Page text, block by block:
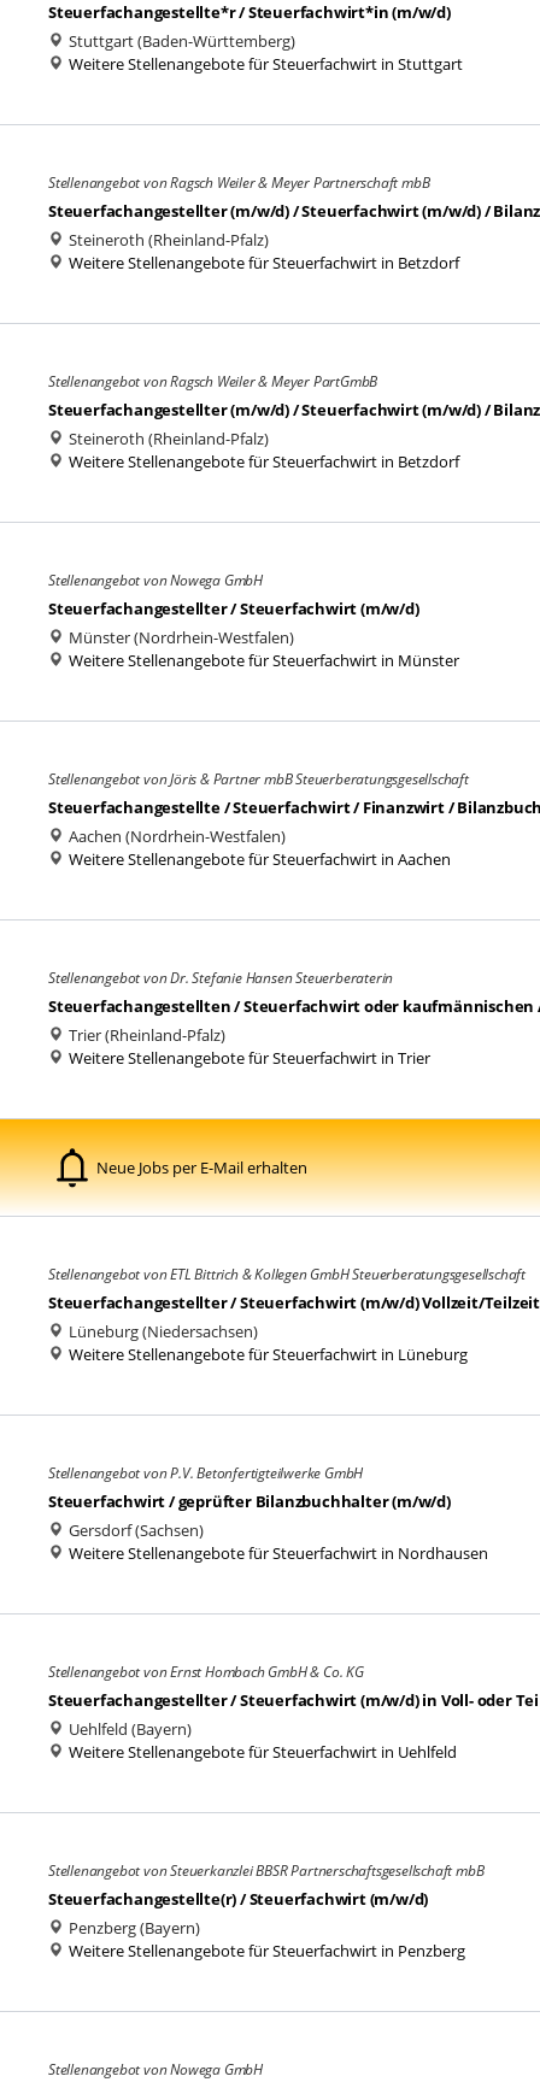
Steuerfachangestellte*r / Steuerfachwirt*in (m/w/d)
Stuttgart (Baden-Württemberg)
Weitere Stellenangebote für Steuerfachwirt in Stuttgart
Stellenangebot von Ragsch Weiler & Meyer Partnerschaft mbB
Steuerfachangestellter (m/w/d) / Steuerfachwirt (m/w/d) /
Steineroth (Rheinland-Pfalz)
Weitere Stellenangebote für Steuerfachwirt in Betzdorf
Stellenangebot von Ragsch Weiler & Meyer PartGmbB
Steuerfachangestellter (m/w/d) / Steuerfachwirt (m/w/d) /
Steineroth (Rheinland-Pfalz)
Weitere Stellenangebote für Steuerfachwirt in Betzdorf
Stellenangebot von Nowega GmbH
Steuerfachangestellter / Steuerfachwirt (m/w/d)
Münster (Nordrhein-Westfalen)
Weitere Stellenangebote für Steuerfachwirt in Münster
Stellenangebot von Jöris & Partner mbB Steuerberatungsgesellschaft
Steuerfachangestellte / Steuerfachwirt / Finanzwirt /
Aachen (Nordrhein-Westfalen)
Weitere Stellenangebote für Steuerfachwirt in Aachen
Stellenangebot von Dr. Stefanie Hansen Steuerberaterin
Steuerfachangestellten / Steuerfachwirt oder kaufmännischen
Trier (Rheinland-Pfalz)
Weitere Stellenangebote für Steuerfachwirt in Trier
Neue Jobs per E-Mail erhalten
Stellenangebot von ETL Bittrich & Kollegen GmbH Steuerberatungsgesellschaft
Steuerfachangestellter / Steuerfachwirt (m/w/d) Vollzeit/Teilzeit
Lüneburg (Niedersachsen)
Weitere Stellenangebote für Steuerfachwirt in Lüneburg
Stellenangebot von P.V. Betonfertigteilwerke GmbH
Steuerfachwirt / geprüfter Bilanzbuchhalter (m/w/d)
Gersdorf (Sachsen)
Weitere Stellenangebote für Steuerfachwirt in Nordhausen
Stellenangebot von Ernst Hombach GmbH & Co. KG
Steuerfachangestellter / Steuerfachwirt (m/w/d) in Voll- oder
Uehlfeld (Bayern)
Weitere Stellenangebote für Steuerfachwirt in Uehlfeld
Stellenangebot von Steuerkanzlei BBSR Partnerschaftsgesellschaft mbB
Steuerfachangestellte(r) / Steuerfachwirt (m/w/d)
Penzberg (Bayern)
Weitere Stellenangebote für Steuerfachwirt in Penzberg
Stellenangebot von Nowega GmbH